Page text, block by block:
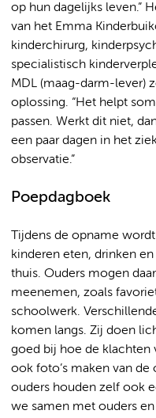
op hun dagelijks leven.”
van het Emma
kinderchirurg,
specialistisch
MDL (maag-darm-lever)
oplossing. “Het helpt
passen. Werkt dit niet,
een paar dagen in het
observatie.”
Poepdagboek
Tijdens de opname
kinderen eten, drinken
thuis. Ouders mogen
meenemen, zoals
schoolwerk.
komen langs. Zij doen
goed bij hoe de klachten
ook foto’s maken van
ouders houden zelf ook
we samen met ouders